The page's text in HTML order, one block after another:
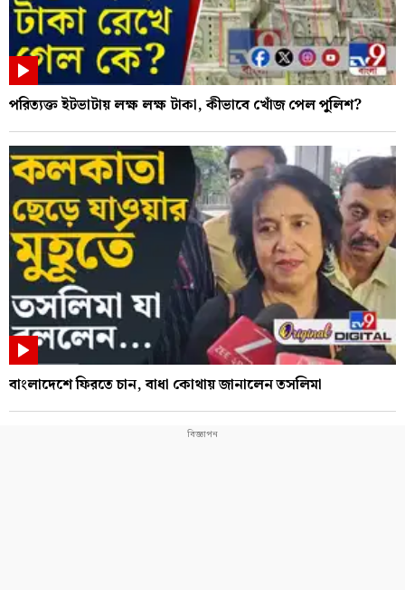
পরিত্যক্ত ইটভাটায় লক্ষ লক্ষ টাকা, কীভাবে খোঁজ পেল পুলিশ?
বাংলাদেশে ফিরতে চান, বাধা কোথায় জানালেন তসলিমা